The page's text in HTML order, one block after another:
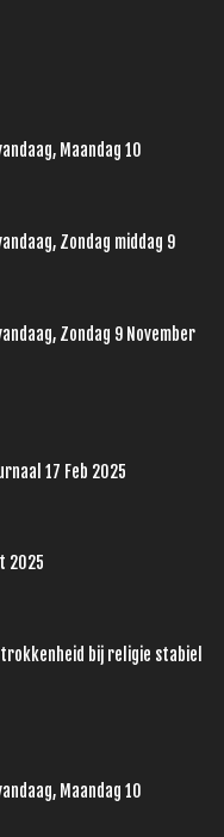
Maandag 10
Zondag middag 9
Zondag 9 November
17 Feb 2025
2025
bij religie stabiel
Maandag 10